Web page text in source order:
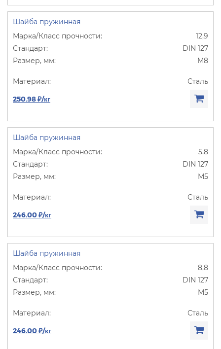
Шайба пружинная
12,9
DIN 127
М8
Сталь
250.98 ₽/кг
Шайба пружинная
5,8
DIN 127
М5
Сталь
246.00 ₽/кг
Шайба пружинная
8,8
DIN 127
М5
Сталь
246.00 ₽/кг